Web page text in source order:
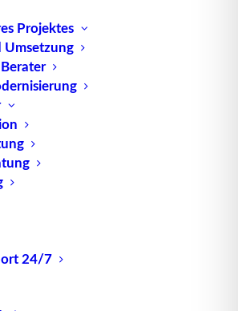
Projektes
Umsetzung
24/7
KG
Lagerverwaltungs-Software von
ihrer Flexibilität immer die
und ist zudem in hohem Maße
KG